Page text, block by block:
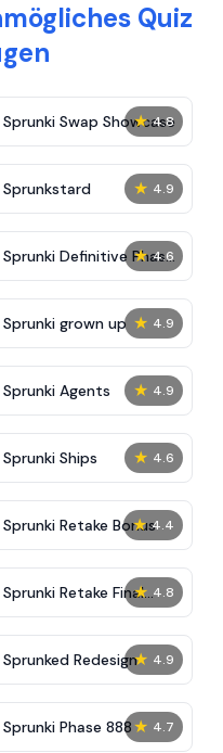
Quiz
★ 4.8
Sprunki Swap Showcase
★ 4.9
Sprunkstard
★ 4.6
Sprunki Definitive Phase
7
★ 4.9
Sprunki grown up
★ 4.9
Sprunki Agents
★ 4.6
Sprunki Ships
★ 4.4
Sprunki Retake Bonus
★ 4.8
Sprunki Retake Final
Update
★ 4.9
Sprunked Redesign
★ 4.7
Sprunki Phase 888